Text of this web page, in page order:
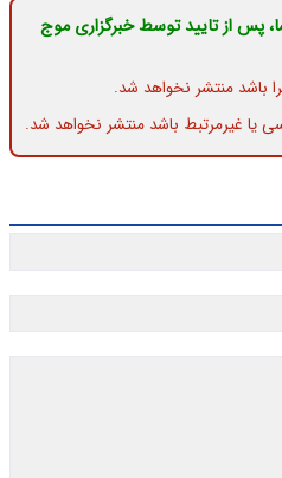
پس از تایید توسط خبرگزاری موج
باشد منتشر نخواهد شد.
یا غیرمرتبط باشد منتشر نخواهد شد.